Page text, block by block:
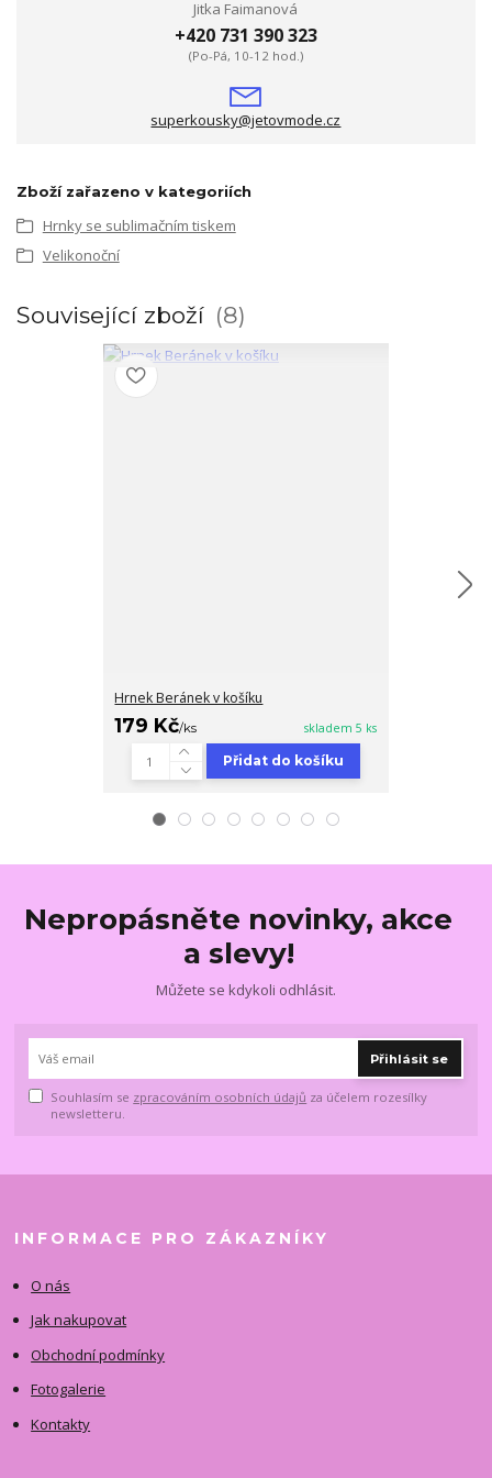
Jitka Faimanová
+420 731 390 323
(Po-Pá, 10-12 hod.)
superkousky@jetovmode.cz
Zboží zařazeno v kategoriích
Hrnky se sublimačním tiskem
Velikonoční
Související zboží 8
Hrnek Beránek v košíku
179 Kč/ks skladem 5 ks
Přidat do košíku
Nepropásněte novinky, akce
a slevy!
Můžete se kdykoli odhlásit.
Přihlásit se
Souhlasím se zpracováním osobních údajů za účelem rozesílky
newsletteru.
INFORMACE PRO ZÁKAZNÍKY
O nás
Jak nakupovat
Obchodní podmínky
Fotogalerie
Kontakty